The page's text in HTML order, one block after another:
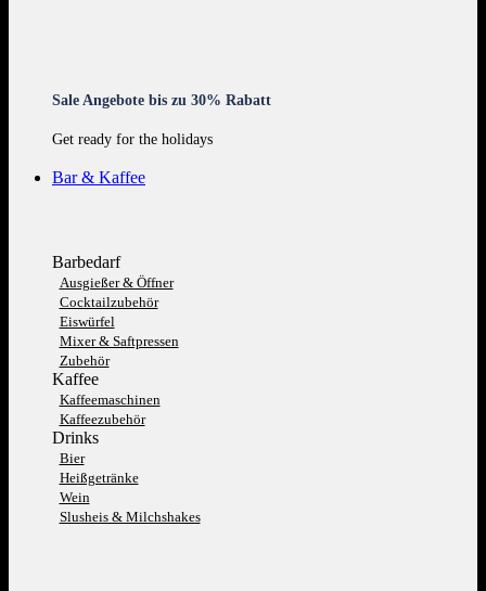
Sale Angebote bis zu 30% Rabatt
Get ready for the holidays
Bar & Kaffee
Barbedarf
Ausgießer & Öffner
Cocktailzubehör
Eiswürfel
Mixer & Saftpressen
Zubehör
Kaffee
Kaffeemaschinen
Kaffeezubehör
Drinks
Bier
Heißgetränke
Wein
Slusheis & Milchshakes